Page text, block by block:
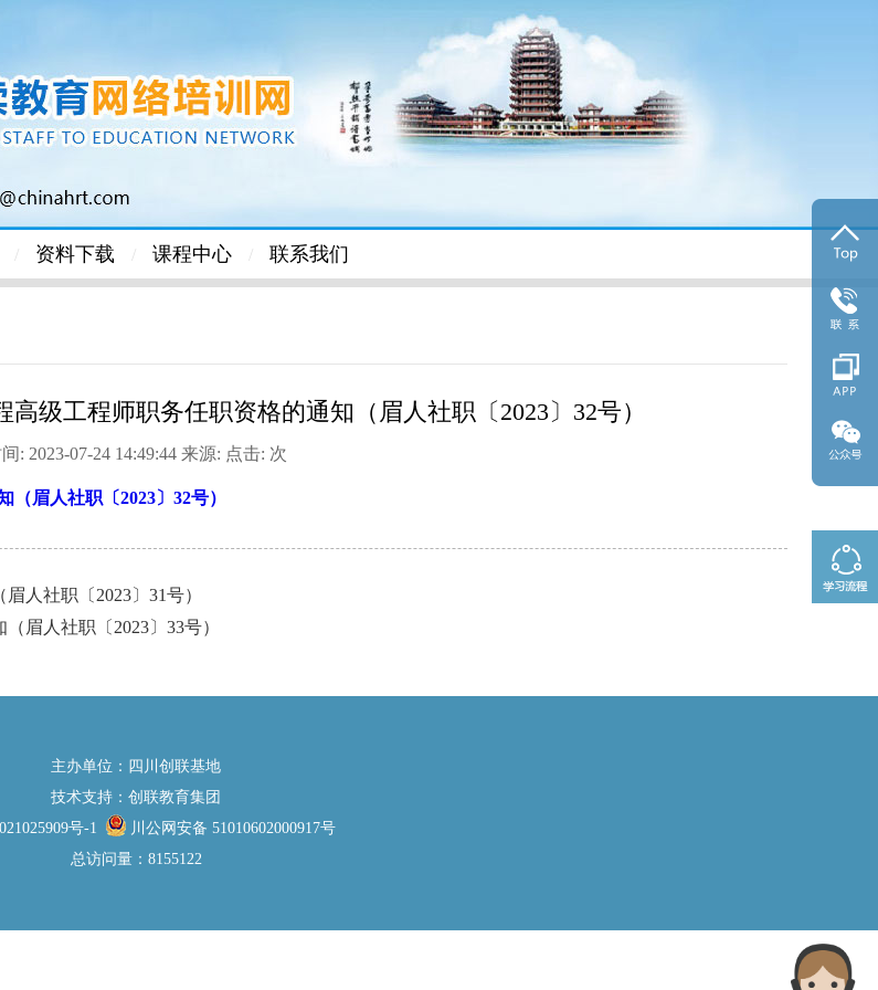
/ 资料下载 / 课程中心 /
联系我们
扫
级工程师职务任职资格的通知（眉人社职〔2023〕32号）
: 2023-07-24 14:49:44 来源: 点击: 次
眉人社职〔2023〕32号）
人社职〔2023〕31号）
眉人社职〔2023〕33号）
主办单位： 四川创联基地
技术支持： 创联教育集团
号-1
川公网安备 51010602000917号
总访问量：8155122